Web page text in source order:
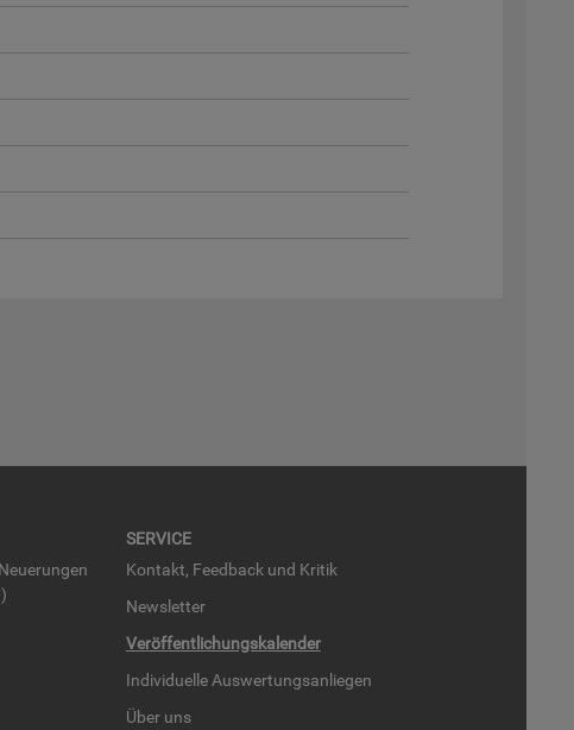
SER­VICE
Kon­takt, Feed­back und Kri­tik
News­let­ter
Ver­öf­fent­li­chungs­ka­len­der
In­di­vi­du­el­le Aus­wer­tungs­an­lie­gen
Über uns